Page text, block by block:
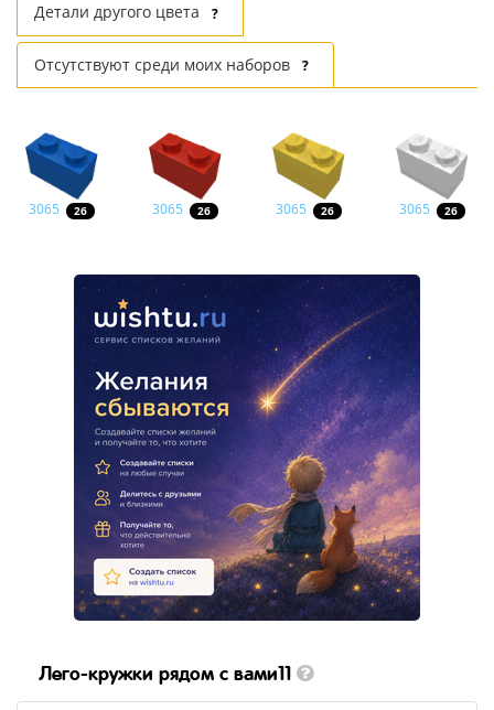
Детали другого цвета ?
Отсутствуют среди моих наборов ?
3065 26 3065 26 3065 26 3065 26
Лего-кружки рядом с вами11